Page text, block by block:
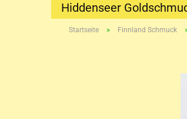
Hiddenseer
Startseite » Finnland Schmuck